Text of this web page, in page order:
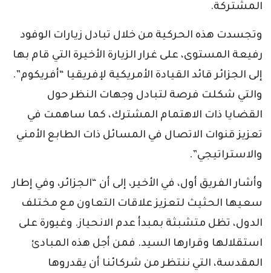
المشتركة.
وتجسدت هذه الحركية من خلال تبادل زيارات الوفود
رفيعة المستوى، على غرار الزيارة الأخيرة التي قام بها
إلى الجزائر قائد القيادة الأمريكية لإفريقيا “أفريكوم”.
والتي شكلت فرصة لتبادل وجهات النظر حول
القضايا ذات الاهتمام المشترك، كما ساهمت في
تعزيز قنوات الاتصال في المسائل ذات الطابع الأمني
والاستراتيجي”.
وأشار الفريق أول، في الأخير، إلى أن “الجزائر، وفي إطار
سعيها الحثيث لتعزيز علاقات التعاون مع مختلف
الدول، تظل متشبثة بمبدأ عدم الانحياز. وغيورة على
استقلالها وقرارها السيد. فمن أجل هذه المبادئ
المقدسة، التي ننتظر من شركائنا أن يقدروها